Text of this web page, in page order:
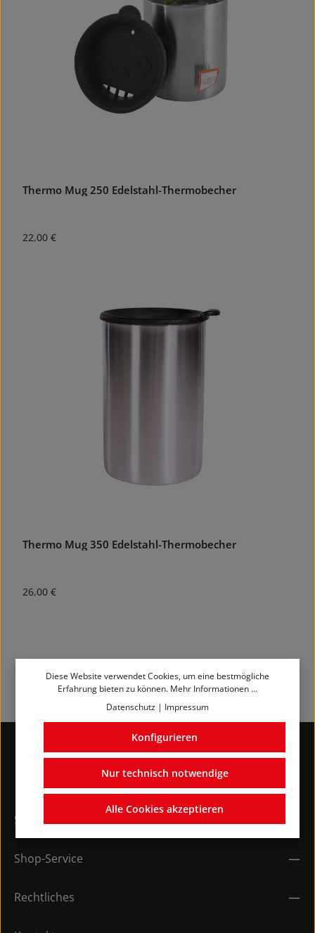
Thermo Mug 250 Edelstahl-Thermobecher
Regulärer Preis:
22,00 €
Thermo Mug 350 Edelstahl-Thermobecher
Regulärer Preis:
26,00 €
Service-Hotline
Shop-Service
Rechtliches
Diese Website verwendet Cookies, um eine bestmögliche
Erfahrung bieten zu können. Mehr Informationen ...
Datenschutz | Impressum
Nur technisch notwendige
Konfigurieren
Alle Cookies akzeptieren